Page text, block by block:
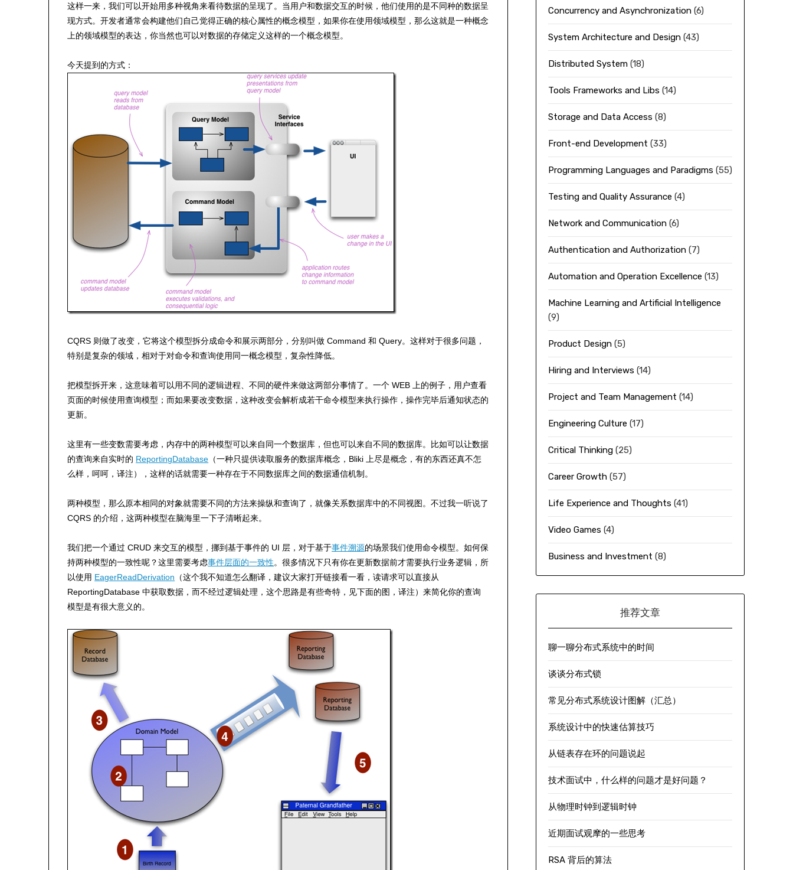
这样一来，我们可以开始用多种视角来看待数据的呈现了。当用户和数据交互的时候，他们使用的是不同种的数据呈
现方式。开发者通常会构建他们自己觉得正确的核心属性的概念模型，如果你在使用领域模型，那么这就是一种概念
上的领域模型的表达，你当然也可以对数据的存储定义这样的一个概念模型。
今天提到的方式：
CQRS 则做了改变，它将这个模型拆分成命令和展示两部分，分别叫做 Command 和 Query。这样对于很多问题，
特别是复杂的领域，相对于对命令和查询使用同一概念模型，复杂性降低。
把模型拆开来，这意味着可以用不同的逻辑进程、不同的硬件来做这两部分事情了。一个 WEB 上的例子，用户查看
页面的时候使用查询模型；而如果要改变数据，这种改变会解析成若干命令模型来执行操作，操作完毕后通知状态的
更新。
这里有一些变数需要考虑，内存中的两种模型可以来自同一个数据库，但也可以来自不同的数据库。比如可以让数据
的查询来自实时的 ReportingDatabase （一种只提供读取服务的数据库概念，Bliki 上尽是概念，有的东西还真不怎
么样，呵呵，译注），这样的话就需要一种存在于不同数据库之间的数据通信机制。
两种模型，那么原本相同的对象就需要不同的方法来操纵和查询了，就像关系数据库中的不同视图。不过我一听说了
CQRS 的介绍，这两种模型在脑海里一下子清晰起来。
我们把一个通过 CRUD 来交互的模型，挪到基于事件的 UI 层，对于基于事件溯源的场景我们使用命令模型。如何保
持两种模型的一致性呢？这里需要考虑事件层面的一致性。很多情况下只有你在更新数据前才需要执行业务逻辑，所
以使用 EagerReadDerivation （这个我不知道怎么翻译，建议大家打开链接看一看，读请求可以直接从
ReportingDatabase 中获取数据，而不经过逻辑处理，这个思路是有些奇特，见下面的图，译注）来简化你的查询
模型是有很大意义的。
Concurrency and Asynchronization(6)
System Architecture and Design(43)
Distributed System(18)
Tools Frameworks and Libs (14)
Storage and Data Access (8)
Front-end Development (33)
Programming Languages and Paradigms (55)
Testing and Quality Assurance (4)
Network and Communication(6)
Authentication and Authorization(7)
Automation and Operation Excellence (13)
Machine Learning and Artificial Intelligence
(9)
Product Design(5)
Hiring and Interviews (14)
Project and Team Management (14)
Engineering Culture (17)
Critical Thinking(25)
Career Growth(57)
Life Experience and Thoughts (41)
Video Games (4)
Business and Investment (8)
推荐文章
聊一聊分布式系统中的时间
谈谈分布式锁
常见分布式系统设计图解（汇总）
系统设计中的快速估算技巧
从链表存在环的问题说起
技术面试中，什么样的问题才是好问题？
从物理时钟到逻辑时钟
近期面试观摩的一些思考
RSA 背后的算法